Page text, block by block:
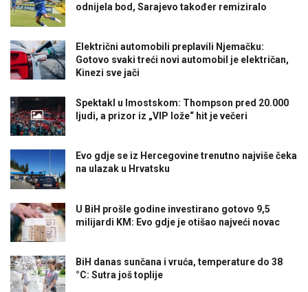
odnijela bod, Sarajevo također remiziralo
Električni automobili preplavili Njemačku:
Gotovo svaki treći novi automobil je električan,
Kinezi sve jači
Spektakl u Imostskom: Thompson pred 20.000
ljudi, a prizor iz „VIP lože“ hit je večeri
Evo gdje se iz Hercegovine trenutno najviše čeka
na ulazak u Hrvatsku
U BiH prošle godine investirano gotovo 9,5
milijardi KM: Evo gdje je otišao najveći novac
BiH danas sunčana i vruća, temperature do 38
°C: Sutra još toplije